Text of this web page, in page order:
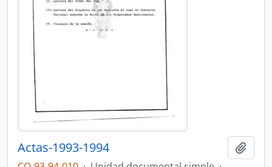
Actas-1993-1994